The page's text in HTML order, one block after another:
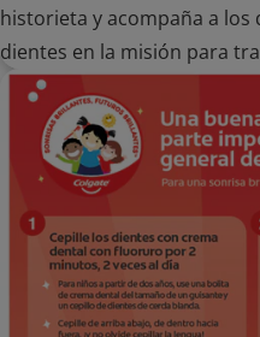
historieta y acompaña a los
dientes en la misión para